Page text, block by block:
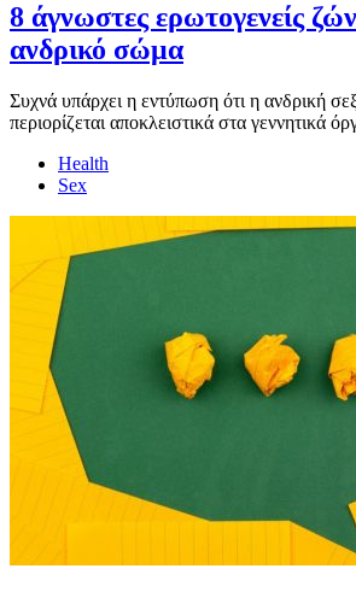
8 άγνωστες ερωτογενείς
ανδρικό σώμα
Συχνά υπάρχει η εντύπωση ότι η ανδρική
περιορίζεται αποκλειστικά στα γεννητικά
Health
Sex